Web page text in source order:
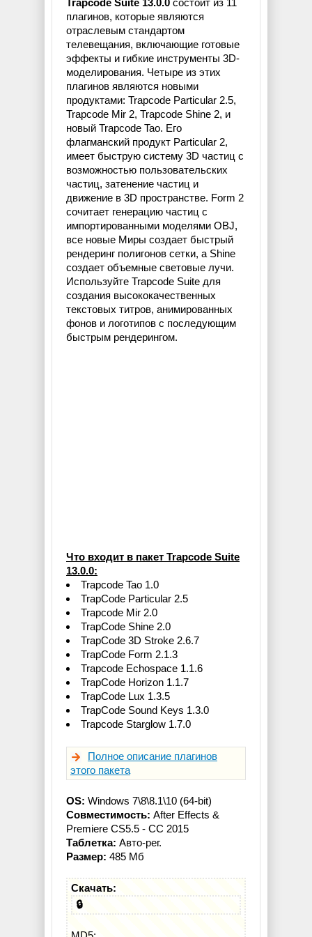
Trapcode Suite 13.0.0 состоит из 11
плагинов, которые являются
отраслевым стандартом
телевещания, включающие готовые
эффекты и гибкие инструменты 3D-
моделирования. Четыре из этих
плагинов являются новыми
продуктами: Trapcode Particular 2.5,
Trapcode Mir 2, Trapcode Shine 2, и
новый Trapcode Tao. Его
флагманский продукт Particular 2,
имеет быструю систему 3D частиц с
возможностью пользовательских
частиц, затенение частиц и
движение в 3D пространстве. Form 2
сочитает генерацию частиц с
импортированными моделями OBJ,
все новые Миры создает быстрый
рендеринг полигонов сетки, а Shine
создает объемные световые лучи.
Используйте Trapcode Suite для
создания высококачественных
текстовых титров, анимированных
фонов и логотипов с последующим
быстрым рендерингом.
Что входит в пакет Trapcode Suite
13.0.0:
Trapcode Tao 1.0
TrapCode Particular 2.5
Trapcode Mir 2.0
TrapCode Shine 2.0
TrapCode 3D Stroke 2.6.7
TrapCode Form 2.1.3
Trapcode Echospace 1.1.6
TrapCode Horizon 1.1.7
TrapCode Lux 1.3.5
TrapCode Sound Keys 1.3.0
Trapcode Starglow 1.7.0
Полное описание плагинов
этого пакета
OS: Windows 7\8\8.1\10 (64-bit)
Совместимость: After Effects &
Premiere CS5.5 - CC 2015
Таблетка: Авто-рег.
Размер: 485 Мб
Скачать:
🔒